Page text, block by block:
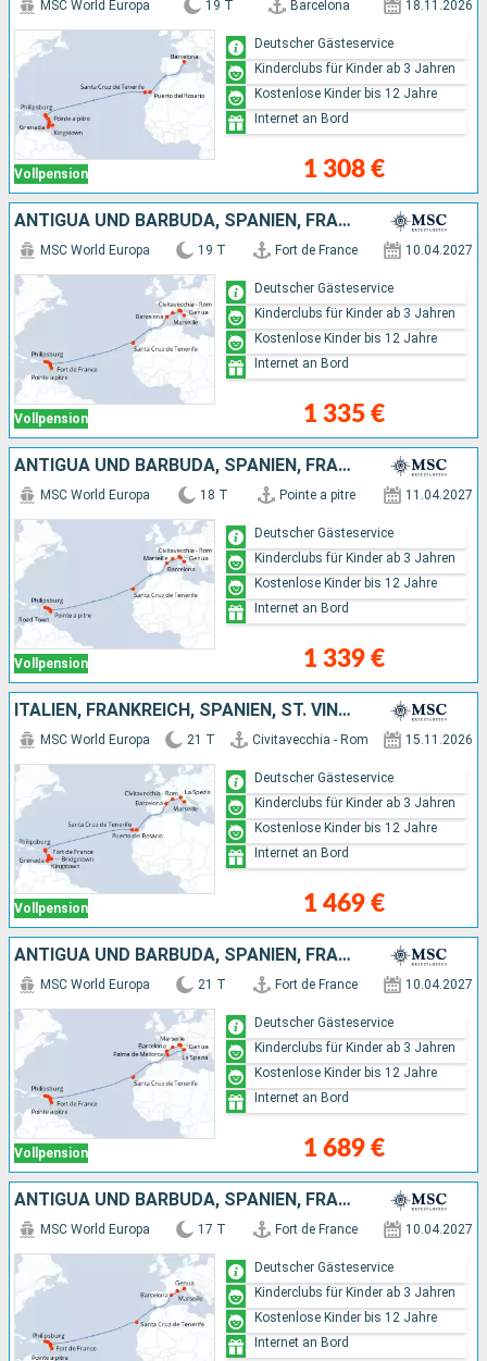
Vollpension
MSC World Europa 19 T Barcelona 18.11.2026
1 308 €
Deutscher Gästeservice
Kinderclubs für Kinder ab 3 Jahren
Kostenlose Kinder bis 12 Jahre
Internet an Bord
ANTIGUA UND BARBUDA, SPANIEN, FRANKREICH, ITALIEN
Vollpension
MSC World Europa 19 T Fort de France 10.04.2027
1 335 €
Deutscher Gästeservice
Kinderclubs für Kinder ab 3 Jahren
Kostenlose Kinder bis 12 Jahre
Internet an Bord
ANTIGUA UND BARBUDA, SPANIEN, FRANKREICH, ITALIEN
Vollpension
MSC World Europa 18 T Pointe a pitre 11.04.2027
1 339 €
Deutscher Gästeservice
Kinderclubs für Kinder ab 3 Jahren
Kostenlose Kinder bis 12 Jahre
Internet an Bord
ITALIEN, FRANKREICH, SPANIEN, ST. VINCENT UND DIE GRENADINEN, BARBADOS, GRENADA
Vollpension
MSC World Europa 21 T Civitavecchia - Rom 15.11.2026
1 469 €
Deutscher Gästeservice
Kinderclubs für Kinder ab 3 Jahren
Kostenlose Kinder bis 12 Jahre
Internet an Bord
ANTIGUA UND BARBUDA, SPANIEN, FRANKREICH, ITALIEN
Vollpension
MSC World Europa 21 T Fort de France 10.04.2027
1 689 €
Deutscher Gästeservice
Kinderclubs für Kinder ab 3 Jahren
Kostenlose Kinder bis 12 Jahre
Internet an Bord
ANTIGUA UND BARBUDA, SPANIEN, FRANKREICH, ITALIEN
MSC World Europa 17 T Fort de France 10.04.2027
Deutscher Gästeservice
Kinderclubs für Kinder ab 3 Jahren
Kostenlose Kinder bis 12 Jahre
Internet an Bord